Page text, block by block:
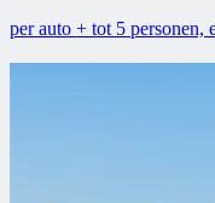
per auto + tot 5 personen,